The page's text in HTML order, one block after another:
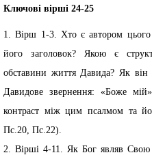
Ключові вірші 24-25
1. Вірш 1-3. Хто є автором
його заголовок? Якою є
обставини життя Давида? Як він
Давидове звернення: «Боже
контраст між цим псалмом та
Пс.20, Пс.22).
2. Вірші 4-11. Як Бог являв